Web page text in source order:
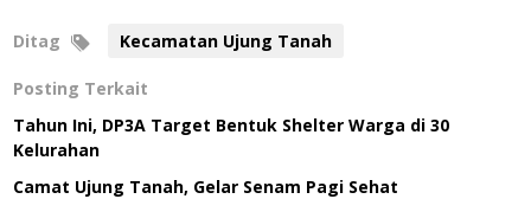
Ditag Kecamatan Ujung Tanah
Posting Terkait
Tahun Ini, DP3A Target Bentuk Shelter Warga di 30
Kelurahan
Camat Ujung Tanah, Gelar Senam Pagi Sehat